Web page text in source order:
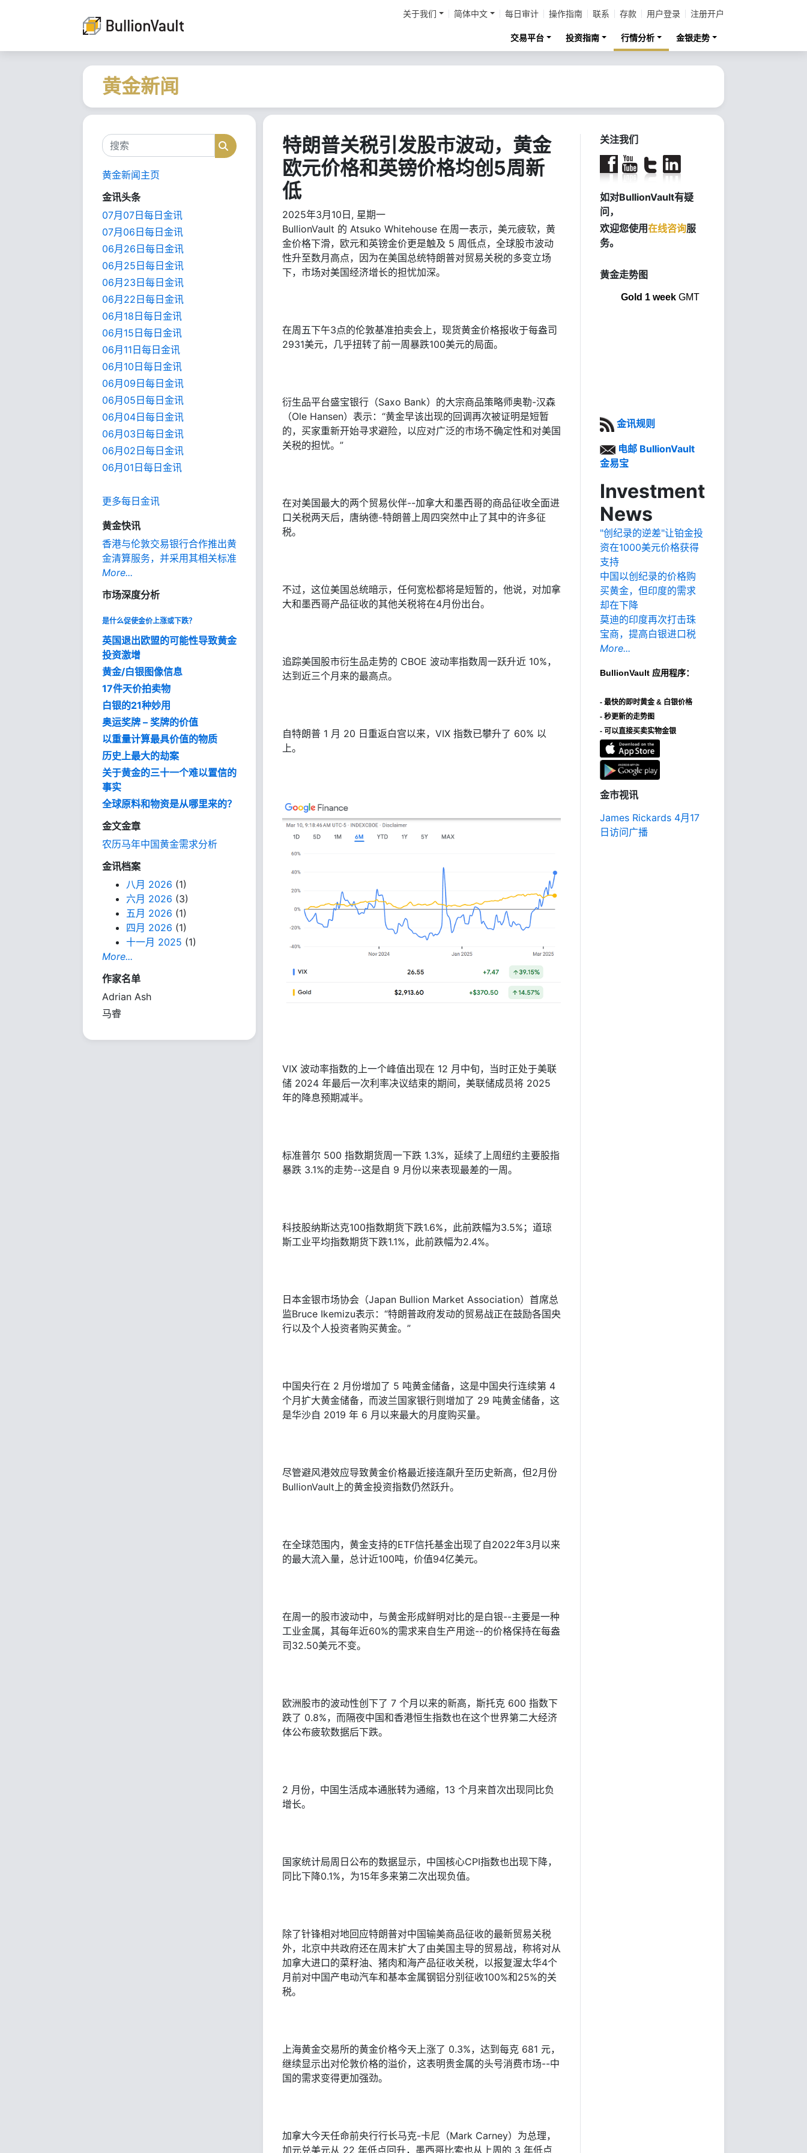
关于我们 简体中文 每日审计 操作指南 联系 存款 用户登录 注册开户
交易平台 投资指南 行情分析 金银走势
黄金新闻
搜索 搜索
黄金新闻主页
金讯头条
07月07日每日金讯
07月06日每日金讯
06月26日每日金讯
06月25日每日金讯
06月23日每日金讯
06月22日每日金讯
06月18日每日金讯
06月15日每日金讯
06月11日每日金讯
06月10日每日金讯
06月09日每日金讯
06月05日每日金讯
06月04日每日金讯
06月03日每日金讯
06月02日每日金讯
06月01日每日金讯
更多每日金讯
黄金快讯
香港与伦敦交易银行合作推出黄
金清算服务，并采用其相关标准
More...
市场深度分析
是什么促使金价上涨或下跌？
英国退出欧盟的可能性导致黄金
投资激增
黄金/白银图像信息
17件天价拍卖物
白银的21种妙用
奥运奖牌 – 奖牌的价值
以重量计算最具价值的物质
历史上最大的劫案
关于黄金的三十一个难以置信的
事实
全球原料和物资是从哪里来的？
金文金章
农历马年中国黄金需求分析
金讯档案
八月 2026 (1)
六月 2026 (3)
五月 2026 (1)
四月 2026 (1)
十一月 2025 (1)
More...
作家名单
Adrian Ash
马睿
特朗普关税引发股市波动，黄金
欧元价格和英镑价格均创5周新
低
2025年3月10日, 星期一
BullionVault 的 Atsuko Whitehouse 在周一表示，美元疲软，黄
金价格下滑，欧元和英镑金价更是触及 5 周低点，全球股市波动
性升至数月高点，因为在美国总统特朗普对贸易关税的多变立场
下，市场对美国经济增长的担忧加深。
在周五下午3点的伦敦基准拍卖会上，现货黄金价格报收于每盎司
2931美元，几乎扭转了前一周暴跌100美元的局面。
衍生品平台盛宝银行（Saxo Bank）的大宗商品策略师奥勒-汉森
（Ole Hansen）表示：“黄金早该出现的回调再次被证明是短暂
的，买家重新开始寻求避险，以应对广泛的市场不确定性和对美国
关税的担忧。”
在对美国最大的两个贸易伙伴--加拿大和墨西哥的商品征收全面进
口关税两天后，唐纳德-特朗普上周四突然中止了其中的许多征
税。
不过，这位美国总统暗示，任何宽松都将是短暂的，他说，对加拿
大和墨西哥产品征收的其他关税将在4月份出台。
追踪美国股市衍生品走势的 CBOE 波动率指数周一跃升近 10%，
达到近三个月来的最高点。
自特朗普 1 月 20 日重返白宫以来，VIX 指数已攀升了 60% 以
上。
VIX 波动率指数的上一个峰值出现在 12 月中旬，当时正处于美联
储 2024 年最后一次利率决议结束的期间，美联储成员将 2025
年的降息预期减半。
标准普尔 500 指数期货周一下跌 1.3%，延续了上周纽约主要股指
暴跌 3.1%的走势--这是自 9 月份以来表现最差的一周。
科技股纳斯达克100指数期货下跌1.6%，此前跌幅为3.5%；道琼
斯工业平均指数期货下跌1.1%，此前跌幅为2.4%。
日本金银市场协会（Japan Bullion Market Association）首席总
监Bruce Ikemizu表示：“特朗普政府发动的贸易战正在鼓励各国央
行以及个人投资者购买黄金。”
中国央行在 2 月份增加了 5 吨黄金储备，这是中国央行连续第 4
个月扩大黄金储备，而波兰国家银行则增加了 29 吨黄金储备，这
是华沙自 2019 年 6 月以来最大的月度购买量。
尽管避风港效应导致黄金价格最近接连飙升至历史新高，但2月份
BullionVault上的黄金投资指数仍然跃升。
在全球范围内，黄金支持的ETF信托基金出现了自2022年3月以来
的最大流入量，总计近100吨，价值94亿美元。
在周一的股市波动中，与黄金形成鲜明对比的是白银--主要是一种
工业金属，其每年近60%的需求来自生产用途--的价格保持在每盎
司32.50美元不变。
欧洲股市的波动性创下了 7 个月以来的新高，斯托克 600 指数下
跌了 0.8%，而隔夜中国和香港恒生指数也在这个世界第二大经济
体公布疲软数据后下跌。
2 月份，中国生活成本通胀转为通缩，13 个月来首次出现同比负
增长。
国家统计局周日公布的数据显示，中国核心CPI指数也出现下降，
同比下降0.1%，为15年多来第二次出现负值。
除了针锋相对地回应特朗普对中国输美商品征收的最新贸易关税
外，北京中共政府还在周末扩大了由美国主导的贸易战，称将对从
加拿大进口的菜籽油、猪肉和海产品征收关税，以报复渥太华4个
月前对中国产电动汽车和基本金属钢铝分别征收100%和25%的关
税。
上海黄金交易所的黄金价格今天上涨了 0.3%，达到每克 681 元，
继续显示出对伦敦价格的溢价，这表明贵金属的头号消费市场--中
国的需求变得更加强劲。
加拿大今天任命前央行行长马克-卡尼（Mark Carney）为总理，
加元兑美元从 22 年低点回升，墨西哥比索也从上周的 3 年低点
关注我们
如对BullionVault有疑
问，
欢迎您使用在线咨询服
务。
黄金走势图
Gold 1 weekGMT
金讯规则
电邮 BullionVault
金易宝
Investment
News
"创纪录的逆差"让铂金投
资在1000美元价格获得
支持
中国以创纪录的价格购
买黄金，但印度的需求
却在下降
莫迪的印度再次打击珠
宝商，提高白银进口税
More...
BullionVault 应用程序：
- 最快的即时黄金 & 白银价格
- 秒更新的走势图
- 可以直接买卖实物金银
金市视讯
James Rickards 4月17
日访问广播